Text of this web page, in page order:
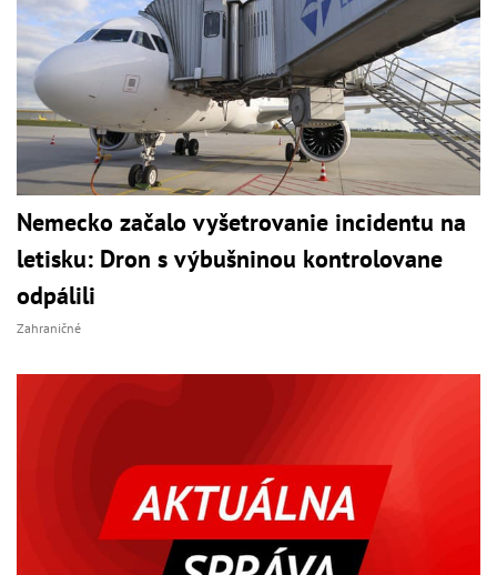
Nemecko začalo vyšetrovanie incidentu na
letisku: Dron s výbušninou kontrolovane
odpálili
Zahraničné